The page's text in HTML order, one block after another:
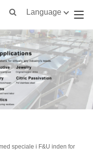
Language
speciale i F&U inden for